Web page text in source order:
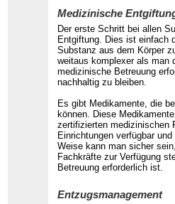
Medizinische
Der erste Schritt bei allen
Entgiftung. Dies ist einfach
Substanz aus dem Körper
weitaus komplexer als man
medizinische Betreuung
nachhaltig zu bleiben.
Es gibt Medikamente, die
können. Diese
zertifizierten medizinischen
Einrichtungen verfügbar
Weise kann man sicher
Fachkräfte zur Verfügung
Betreuung erforderlich ist.
Entzugsmanagement